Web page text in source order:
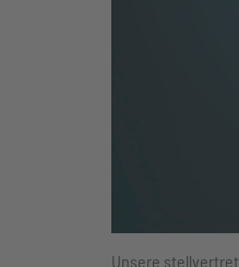
Unsere